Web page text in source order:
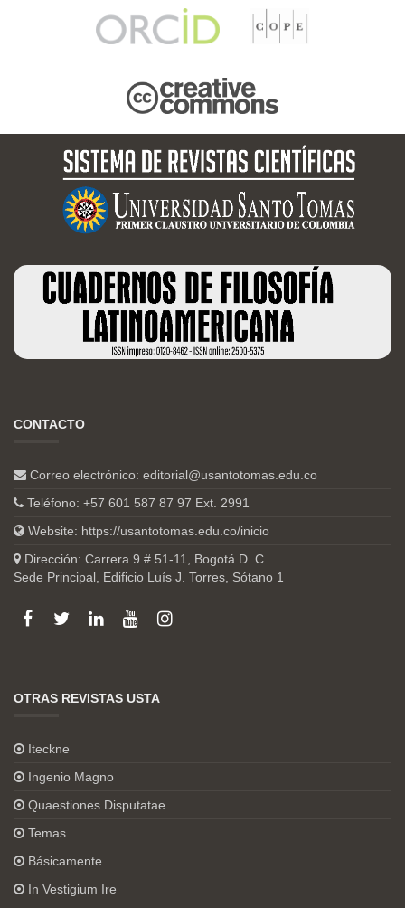
CONTACTO
Correo electrónico: editorial@usantotomas.edu.co
Teléfono: +57 601 587 87 97 Ext. 2991
Website: https://usantotomas.edu.co/inicio
Dirección: Carrera 9 # 51-11, Bogotá D. C.
Sede Principal, Edificio Luís J. Torres, Sótano 1
OTRAS REVISTAS USTA
Iteckne
Ingenio Magno
Quaestiones Disputatae
Temas
Básicamente
In Vestigium Ire